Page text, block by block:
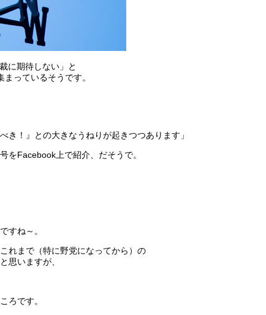
に期待しない」と
っているそうです。
き！』との大きなうねりが起きつつあります」
をFacebook上で紹介、だそうで。
すね～。
れまで（特に野党になってから）の
思いますが、
ろです。